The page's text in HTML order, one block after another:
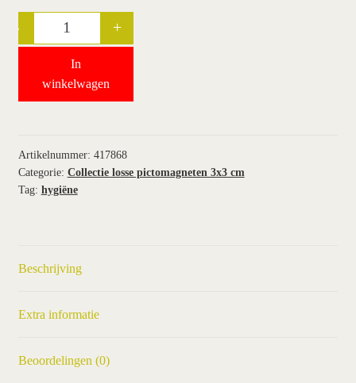
wie wij zijn / contact
winkel
Quantity
- +
In
winkelwagen
Artikelnummer: 417868
Categorie: Collectie losse pictomagneten 3x3 cm
Tag: hygiëne
Beschrijving
Extra informatie
Beoordelingen (0)